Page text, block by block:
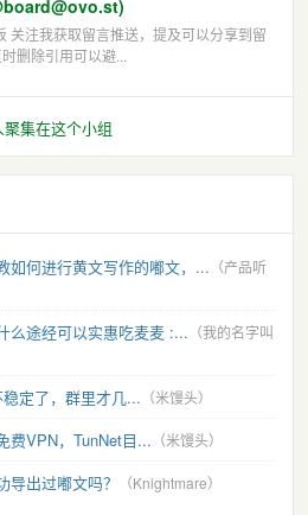
关注我获取留言推送，提及可以分享到留
删除引用可以避...
聚集在这个小组
如何进行黄文写作的嘟文，... （产品听
么途经可以实惠吃麦麦 :... （我的名字叫
定了，群里才几... （米馒头）
费VPN，TunNet目... （米馒头）
出过嘟文吗？ （Knightmare）